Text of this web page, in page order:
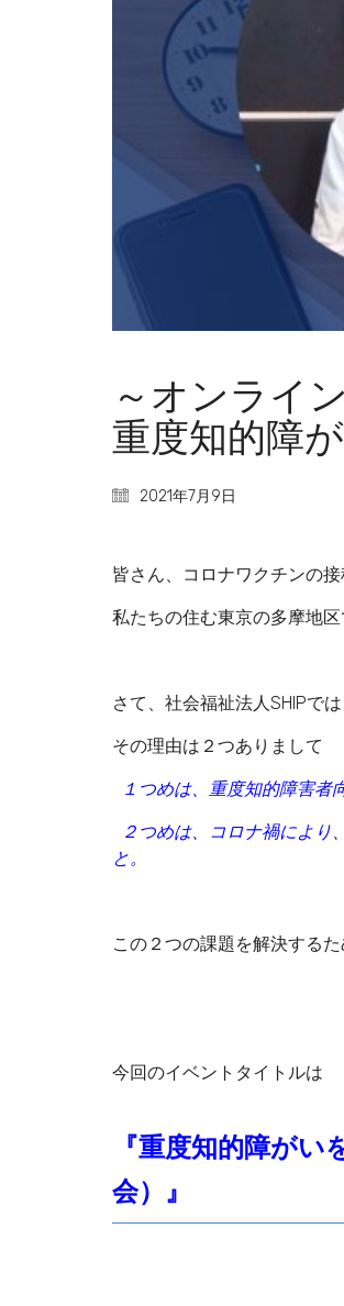
～オンライ
重度知的障
2021年7月9日
皆さん、コロナワクチンの
私たちの住む東京の多摩地
さて、社会福祉法人SHIPで
その理由は２つありまして
１つめは、重度知的障害者
２つめは、コロナ禍により
と。
この２つの課題を解決するた
今回のイベントタイトルは
『重度知的障が
会）』